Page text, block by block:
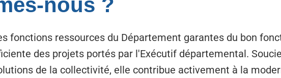
nous ?
fonctions ressources du Département garantes du bon
des projets portés par l'Exécutif départemental.
de la collectivité, elle contribue activement à la